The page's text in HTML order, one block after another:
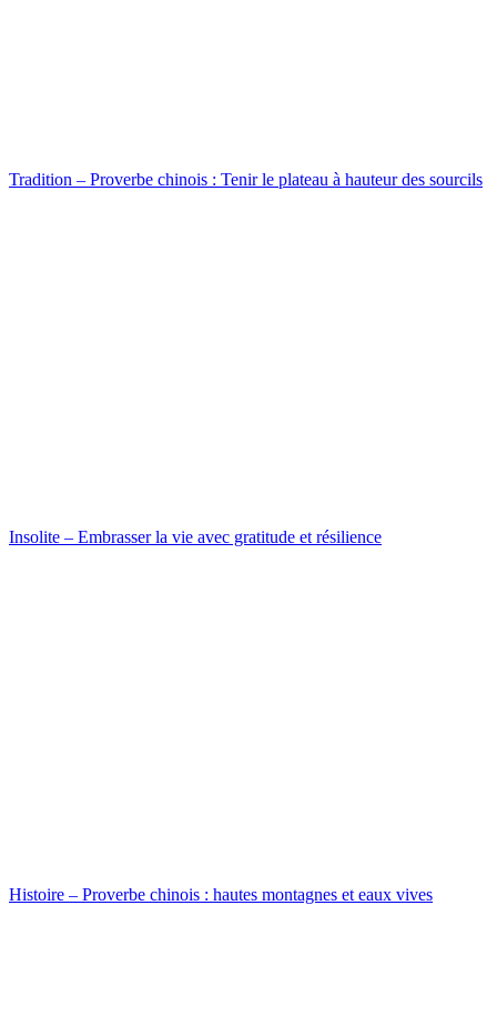
Tradition – Proverbe chinois : Tenir le plateau à hauteur des sourcils
Insolite – Embrasser la vie avec gratitude et résilience
Histoire – Proverbe chinois : hautes montagnes et eaux vives